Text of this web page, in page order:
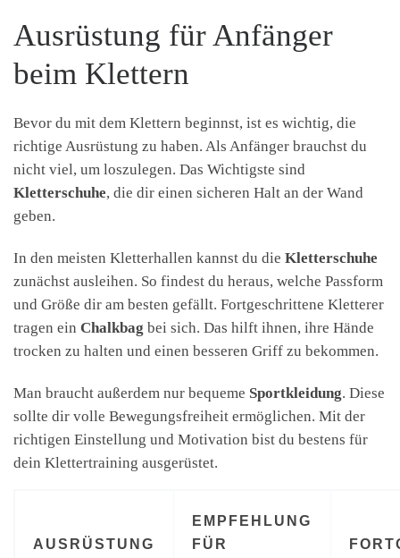
Ausrüstung für Anfänger
beim Klettern
Bevor du mit dem Klettern beginnst, ist es wichtig, die
richtige Ausrüstung zu haben. Als Anfänger brauchst du
nicht viel, um loszulegen. Das Wichtigste sind
Kletterschuhe, die dir einen sicheren Halt an der Wand
geben.
In den meisten Kletterhallen kannst du die Kletterschuhe
zunächst ausleihen. So findest du heraus, welche Passform
und Größe dir am besten gefällt. Fortgeschrittene Kletterer
tragen ein Chalkbag bei sich. Das hilft ihnen, ihre Hände
trocken zu halten und einen besseren Griff zu bekommen.
Man braucht außerdem nur bequeme Sportkleidung. Diese
sollte dir volle Bewegungsfreiheit ermöglichen. Mit der
richtigen Einstellung und Motivation bist du bestens für
dein Klettertraining ausgerüstet.
AUSRÜSTUNG
EMPFEHLUNG
FÜR